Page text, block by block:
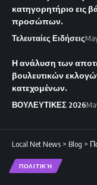
κατηγορητήριο εις
προσώπων.
Τελευταίες Ειδήσεις
Η ανάλυση των
βουλευτικών
κατεχομένων.
ΒΟΥΛΕΥΤΙΚΕΣ 2026
Local Net News > Blog >
ΠΟΛΙΤΙΚΉ